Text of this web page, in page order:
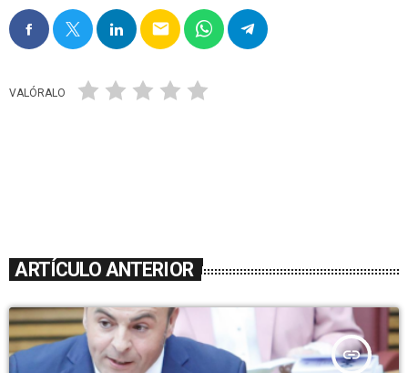
email
VALÓRALO
ARTÍCULO ANTERIOR
insert_link